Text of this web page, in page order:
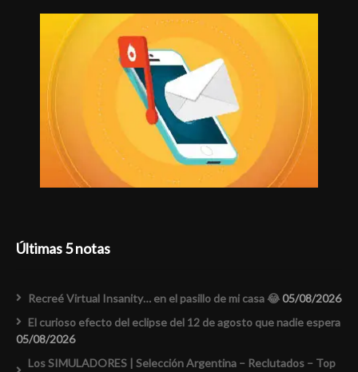
Últimas 5 notas
Recreé Virtual Insanity… en el pasillo de mi casa 😂05/08/2026
El curioso efecto del eclipse del 12 de agosto que nadie espera
05/08/2026
Los SIMULADORES | Selección Argentina – Reclutados – Top